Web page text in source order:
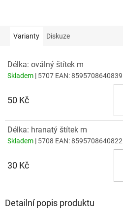
Varianty Diskuze
Délka: oválný štítek m
Skladem | 5707 EAN:8595708640839
50 Kč
Délka: hranatý štítek m
Skladem | 5708 EAN:8595708640822
30 Kč
Detailní popis produktu